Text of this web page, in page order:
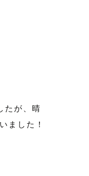
たが、晴
ました！